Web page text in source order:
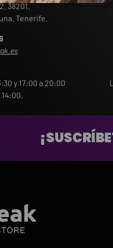
38201.
Tenerife.
y 17:00 a 20:00